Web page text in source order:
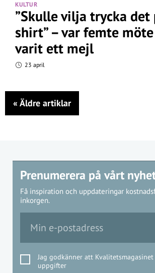
KULTUR
”Skulle vilja trycka det
shirt” – var femte
varit ett mejl
23 april
« Äldre artiklar
Prenumerera på vårt
Få inspiration och uppdateringar
inkorgen.
Jag godkänner att
uppgifter